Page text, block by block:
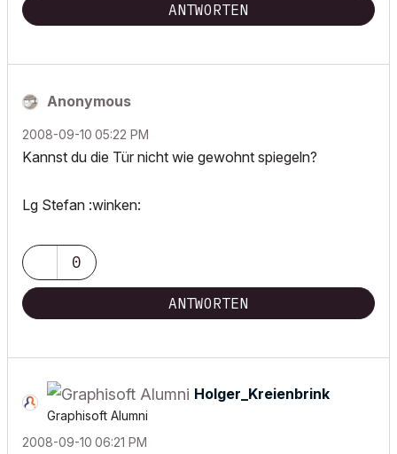
ANTWORTEN
Anonymous
‎2008-09-10 05:22 PM
Kannst du die Tür nicht wie gewohnt spiegeln?
Lg Stefan :winken:
0
ANTWORTEN
Holger_Kreienbrink
Graphisoft Alumni
‎2008-09-10 06:21 PM